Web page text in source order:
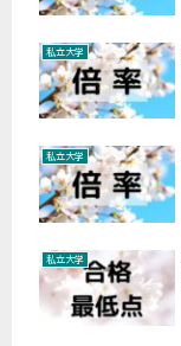
私立大学
私立大学
私立大学